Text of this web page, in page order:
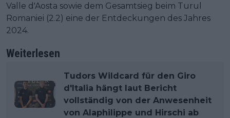
Valle d'Aosta sowie dem Gesamtsieg beim Turul
Romaniei (2.2) eine der Entdeckungen des Jahres
2024.
Weiterlesen
Tudors Wildcard für den Giro
d'Italia hängt laut Bericht
vollständig von der Anwesenheit
von Alaphilippe und Hirschi ab